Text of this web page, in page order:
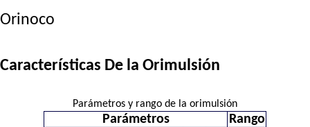
Orinoco
Características De la Orimulsión
Parámetros y rango de la orimulsión
Parámetros
Rango